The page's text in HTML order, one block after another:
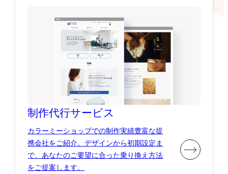
制作代行サービス
カラーミーショップでの制作実績豊富な提
携会社をご紹介。デザインから初期設定ま
で、あなたのご要望に合った乗り換え方法
をご提案します。